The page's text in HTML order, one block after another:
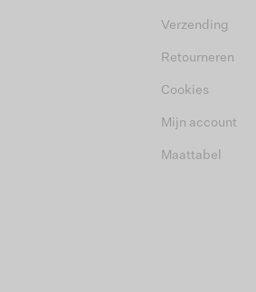
Verzending
Retourneren
Cookies
Mijn account
Maattabel